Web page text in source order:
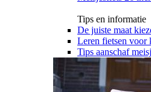
Tips en informatie
De juiste maat
Leren fietsen voor
Tips aanschaf